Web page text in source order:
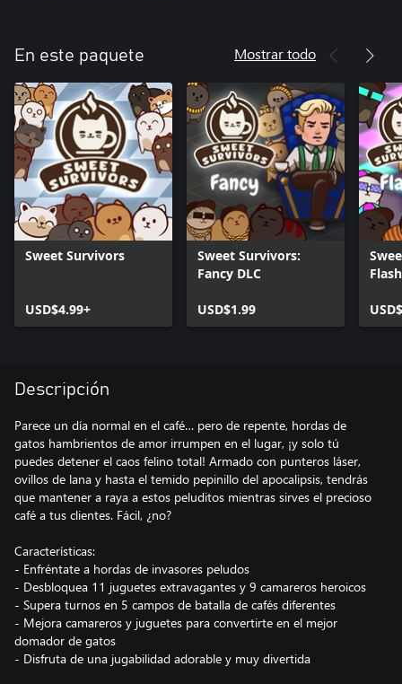
En este paquete Mostrar todo
Sweet Survivors
USD$4.99+
Sweet Survivors:
Fancy DLC
USD$1.99
Descripción
Parece un día normal en el café… pero de repente, hordas de
gatos hambrientos de amor irrumpen en el lugar, ¡y solo tú
puedes detener el caos felino total! Armado con punteros láser,
ovillos de lana y hasta el temido pepinillo del apocalipsis, tendrás
que mantener a raya a estos peluditos mientras sirves el precioso
café a tus clientes. Fácil, ¿no?
Características:
- Enfréntate a hordas de invasores peludos
- Desbloquea 11 juguetes extravagantes y 9 camareros heroicos
- Supera turnos en 5 campos de batalla de cafés diferentes
- Mejora camareros y juguetes para convertirte en el mejor
domador de gatos
- Disfruta de una jugabilidad adorable y muy divertida